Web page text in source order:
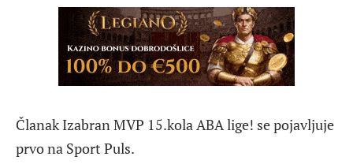
Članak Izabran MVP 15.kola ABA lige! se pojavljuje
prvo na Sport Puls.